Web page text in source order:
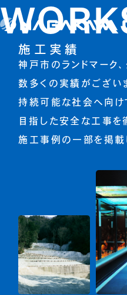
施工実績
神戸市のランドマーク
数多くの実績がござい
持続可能な社会へ向け
目指した安全な工事を
施工事例の一部を掲載